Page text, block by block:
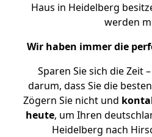
Haus in Heidelberg
werden
Wir haben immer die
Sparen Sie sich die Zeit
darum, dass Sie die
Zögern Sie nicht und
heute, um Ihren
Heidelberg nach